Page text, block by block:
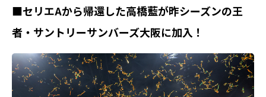
■セリエAから帰還した高橋藍が昨シーズンの王
者・サントリーサンバーズ大阪に加入！